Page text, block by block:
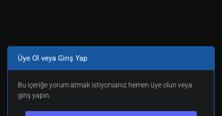
Üye Ol veya Giriş Yap
Bu içeriğe yorum atmak istiyorsanız hemen üye olun veya
giriş yapın.